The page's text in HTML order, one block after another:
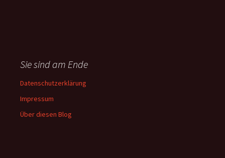
Sie sind am Ende
Datenschutzerklärung
Impressum
Über diesen Blog